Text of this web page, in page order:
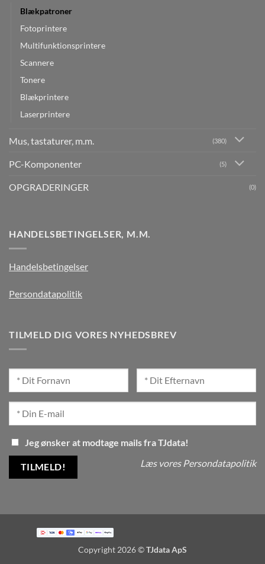
Blækpatroner
Fotoprintere
Multifunktionsprintere
Scannere
Tonere
Blækprintere
Laserprintere
Mus, tastaturer, m.m. (380)
PC-Komponenter (5)
OPGRADERINGER (0)
HANDELSBETINGELSER, M.M.
Handelsbetingelser
Persondatapolitik
TILMELD DIG VORES NYHEDSBREV
Jeg ønsker at modtage mails fra TJdata!
Læs vores Persondatapolitik
Copyright 2026 ©TJdata ApS